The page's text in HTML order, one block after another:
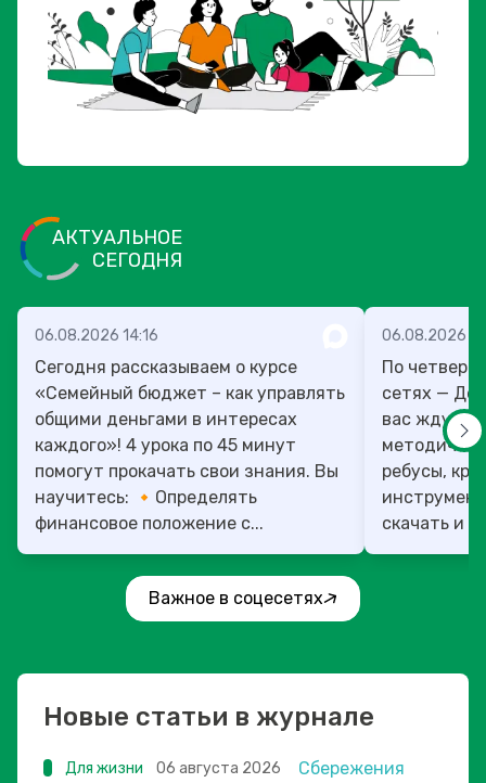
АКТУАЛЬНОЕ
СЕГОДНЯ
06.08.2026 14:16
Сегодня рассказываем о курсе
«Семейный бюджет – как управлять
общими деньгами в интересах
каждого»! 4 урока по 45 минут
помогут прокачать свои знания. Вы
научитесь: 🔸Определять
финансовое положение с...
06.08.2026
По
сетях — День
вас ждут
ребусы,
скачать и
Важное в соцесетях
Новые статьи в журнале
Для жизни 06 августа 2026 Сбережения